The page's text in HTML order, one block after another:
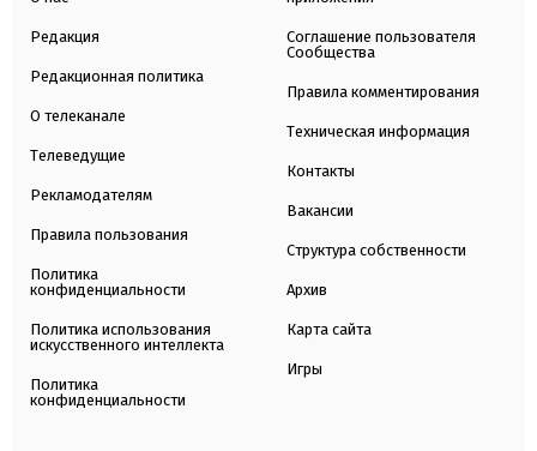
Редакция
Редакционная политика
О телеканале
Телеведущие
Рекламодателям
Правила пользования
Политика
конфиденциальности
Политика использования
искусственного интеллекта
Политика
конфиденциальности
Соглашение пользователя
Сообщества
Правила комментирования
Техническая информация
Контакты
Вакансии
Структура собственности
Архив
Карта сайта
Игры